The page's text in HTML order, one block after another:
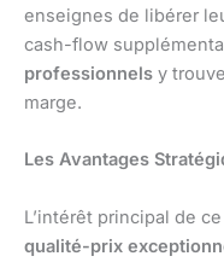
enseignes de libérer
cash-flow
professionnels y
marge.
Les Avantages
L’intérêt principal de
qualité-prix